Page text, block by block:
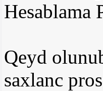
Hesablama
Qeyd
saxlanc